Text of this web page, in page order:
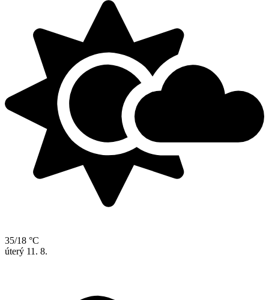
35/18 °C
úterý 11. 8.